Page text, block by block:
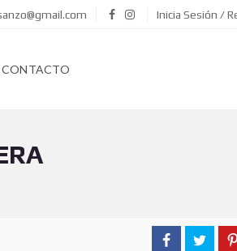
Inicia Sesión /
CONTACTO